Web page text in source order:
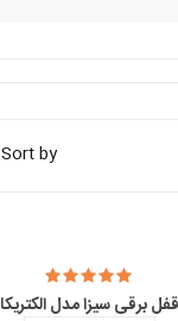
Sort by:
قفل برقی سیزا مدل الکتریکا